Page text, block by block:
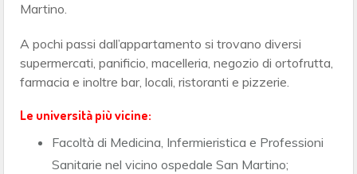
Martino.
A pochi passi dall’appartamento si trovano diversi
supermercati, panificio, macelleria, negozio di ortofrutta,
farmacia e inoltre bar, locali, ristoranti e pizzerie.
Le università più vicine:
Facoltà di Medicina, Infermieristica e Professioni
Sanitarie nel vicino ospedale San Martino;